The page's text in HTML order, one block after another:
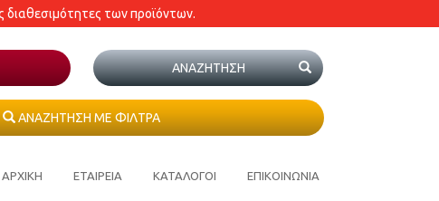
διαθεσιμότητες των προϊόντων.
ΑΝΑΖΗΤΗΣΗ ΜΕ ΦΙΛΤΡΑ
ΑΡΧΙΚΗ ΕΤΑΙΡΕΙΑ ΚΑΤΑΛΟΓΟΙ ΕΠΙΚΟΙΝΩΝΙΑ